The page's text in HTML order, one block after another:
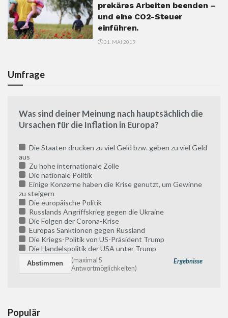
prekäres Arbeiten beenden –
und eine CO2-Steuer
einführen.
31. MAI 2019
Umfrage
Was sind deiner Meinung nach hauptsächlich die
Ursachen für die Inflation in Europa?
Die Staaten drucken zu viel Geld bzw. geben zu viel Geld
aus
Zu hohe internationale Zölle
Die nationale Politik
Einige Konzerne haben die Krise genutzt, um Gewinne
zu steigern
Die europäische Politik
Russlands Angriffskrieg gegen die Ukraine
Die Folgen der Corona-Krise
Europas Sanktionen gegen Russland
Die Kriegs-Politik von US-Präsident Trump
Die Handelspolitik der USA unter Trump
Ergebnisse
(maximal 5
Antwortmöglichkeiten)
Populär